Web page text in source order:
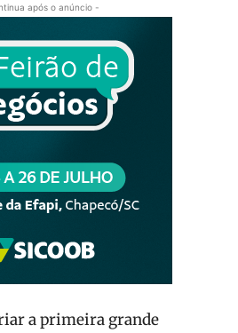
após o anúncio -
a primeira grande